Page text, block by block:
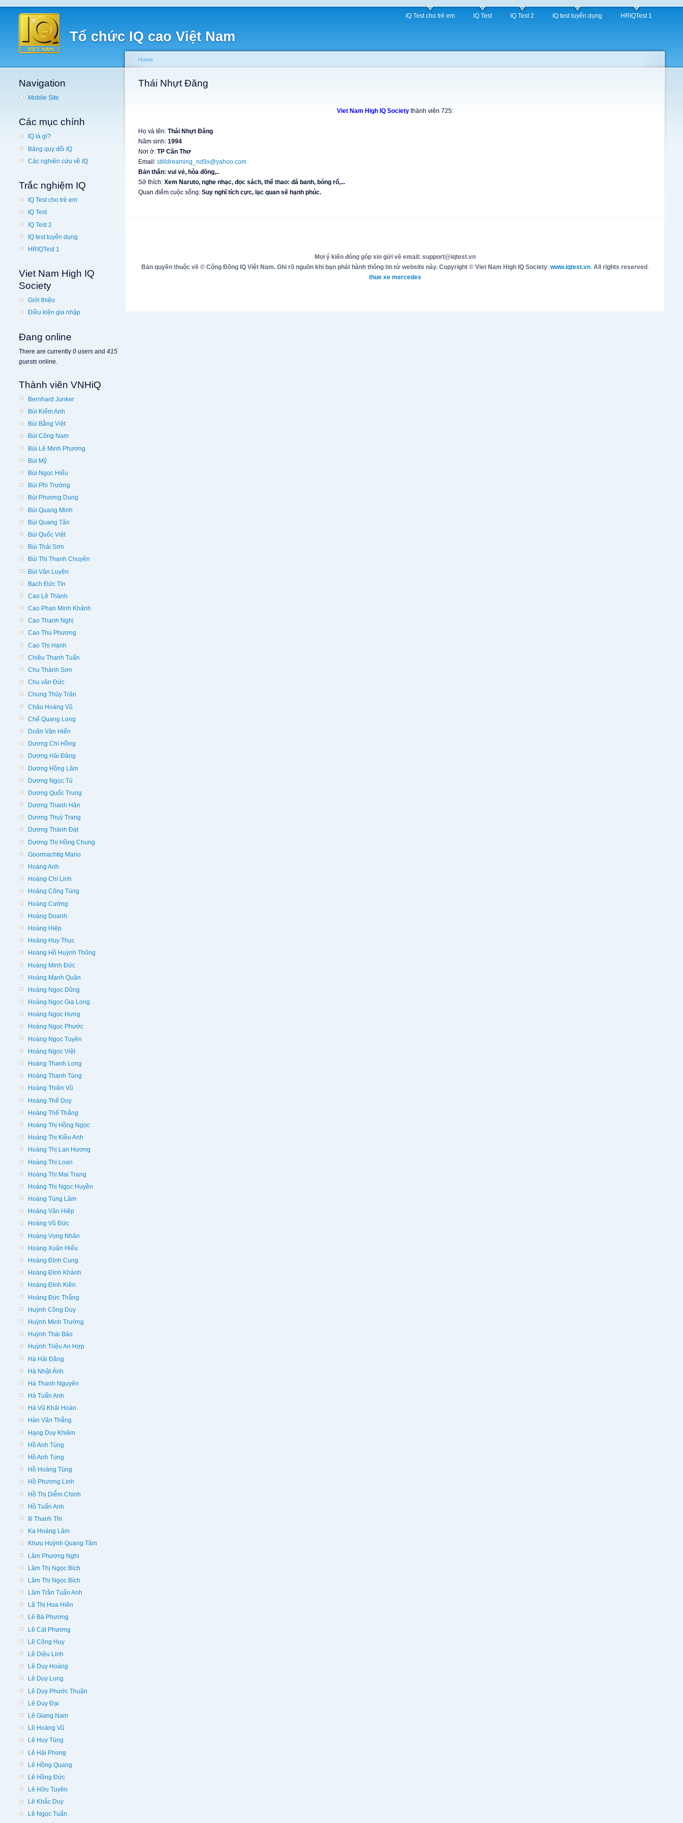
Tổ chức IQ cao Việt Nam
IQ Test cho trẻ em IQ Test IQ Test 2 IQ test tuyển dụng HRIQTest 1
Navigation
Mobile Site
Các mục chính
IQ là gì?
Bảng quy đổi IQ
Các nghiên cứu về IQ
Trắc nghiệm IQ
IQ Test cho trẻ em
IQ Test
IQ Test 2
IQ test tuyển dụng
HRIQTest 1
Viet Nam High IQ
Society
Giới thiệu
Điều kiện gia nhập
Đang online
There are currently 0 users and 415
guests online.
Thành viên VNHiQ
Bernhard Junker
Bùi Kiếm Anh
Bùi Bằng Việt
Bùi Công Nam
Bùi Lê Minh Phương
Bùi Mỹ
Bùi Ngọc Hiếu
Bùi Phi Trường
Bùi Phương Dung
Bùi Quang Minh
Bùi Quang Tân
Bùi Quốc Việt
Bùi Thái Sơn
Bùi Thị Thanh Chuyên
Bùi Văn Luyện
Bạch Đức Tín
Cao Lê Thành
Cao Phan Minh Khánh
Cao Thanh Nghị
Cao Thu Phương
Cao Thị Hạnh
Chiêu Thanh Tuấn
Chu Thành Sơn
Chu văn Đức
Chung Thủy Trân
Châu Hoàng Vũ
Chế Quang Long
Doãn Văn Hiến
Dương Chí Hồng
Dương Hải Đăng
Dương Hồng Lãm
Dương Ngọc Tú
Dương Quốc Trung
Dương Thanh Hân
Dương Thuỳ Trang
Dương Thành Đạt
Dương Thị Hồng Chung
Goormachtig Mario
Hoàng Anh
Hoàng Chí Linh
Hoàng Công Tùng
Hoàng Cường
Hoàng Doanh
Hoàng Hiệp
Hoàng Huy Thục
Hoàng Hồ Huỳnh Thông
Hoàng Minh Đức
Hoàng Mạnh Quân
Hoàng Ngọc Dũng
Hoàng Ngọc Gia Long
Hoàng Ngọc Hưng
Hoàng Ngọc Phước
Hoàng Ngọc Tuyên
Hoàng Ngọc Việt
Hoàng Thanh Long
Hoàng Thanh Tùng
Hoàng Thiên Vũ
Hoàng Thế Duy
Hoàng Thế Thắng
Hoàng Thị Hồng Ngọc
Hoàng Thị Kiều Anh
Hoàng Thị Lan Hương
Hoàng Thị Loan
Hoàng Thị Mai Trang
Hoàng Thị Ngọc Huyền
Hoàng Tùng Lâm
Hoàng Văn Hiệp
Hoàng Vũ Đức
Hoàng Vọng Nhân
Hoàng Xuân Hiếu
Hoàng Đình Cung
Hoàng Đình Khánh
Hoàng Đình Kiên
Hoàng Đức Thắng
Huỳnh Công Duy
Huỳnh Minh Trường
Huỳnh Thái Bảo
Huỳnh Triệu An Hợp
Hà Hải Đăng
Hà Nhật Ánh
Hà Thanh Nguyên
Hà Tuấn Anh
Hà Vũ Khải Hoàn
Hàn Văn Thắng
Hạng Duy Khiêm
Hồ Anh Tùng
Hồ Anh Tùng
Hồ Hoàng Tùng
Hồ Phương Linh
Hồ Thị Diễm Chinh
Hồ Tuấn Anh
Ili Thanh Thi
Ka Hoàng Lâm
Khưu Huỳnh Quang Tâm
Lâm Phương Nghi
Lâm Thị Ngọc Bích
Lâm Thị Ngọc Bích
Lâm Trần Tuấn Anh
Lã Thị Hoa Hiên
Lê Bá Phương
Lê Cát Phương
Lê Công Huy
Lê Diệu Linh
Lê Duy Hoàng
Lê Duy Long
Lê Duy Phước Thuận
Lê Duy Đại
Lê Giang Nam
Lê Hoàng Vũ
Lê Huy Tùng
Lê Hải Phong
Lê Hồng Quang
Lê Hồng Đức
Lê Hữu Tuyên
Lê Khắc Duy
Lê Ngọc Tuấn
Home
Thái Nhựt Đăng
Viet Nam High IQ Societythành viên 725:
Họ và tên: Thái Nhựt Đăng
Năm sinh: 1994
Nơi ở: TP Cần Thơ
Email: stilldreaming_nd9x@yahoo.com
Bản thân: vui vẻ, hòa đồng,..
Sở thích: Xem Naruto, nghe nhạc, đọc sách, thể thao: đá banh, bóng rổ,...
Quan điểm cuộc sống: Suy nghĩ tích cực, lạc quan sẽ hạnh phúc.
Mọi ý kiến đóng góp xin gửi về email: support@iqtest.vn
Bản quyền thuộc về © Cộng Đồng IQ Việt Nam. Ghi rõ nguồn khi bạn phát hành thông tin từ website này. Copyright © Viet Nam High IQ Society: www.iqtest.vn. All rights reserved .
thue xe mercedes